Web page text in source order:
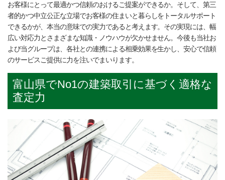
お客様にとって最適かつ信頼のおけるご提案ができるか。そして、第三
者的かつ中立公正な立場でお客様の住まいと暮らしをトータルサポート
できるかが、本当の意味での実力であると考えます。その実現には、幅
広い対応力とさまざまな知識・ノウハウが欠かせません。今後も当社お
よび当グループは、各社との連携による相乗効果を生かし、安心で信頼
のサービスご提供に力を注いでまいります。
富山県でNo1の建築取引に基づく適格な
査定力